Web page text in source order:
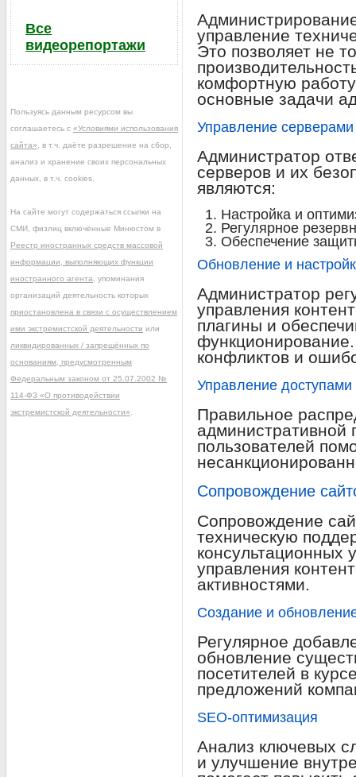
управление
Это позволяет не
комфортную
основные задачи
Управление серверами
Администратор
серверов и их
являются:
Настройка и
Регулярное
Обеспечение
Обновление и
Администратор
управления
плагины и
конфликтов и
Управление доступами
Правильное
административной
пользователей
Сопровождение
Сопровождение
техническую
консультационных
управления
активностями.
Создание и
Регулярное
обновление
посетителей в
предложений
SEO-оптимизация
Анализ ключевых
и улучшение
Все
видеорепортажи
Пользуясь данным ресурсом вы
соглашаетесь с «Условиями использования
сайта» , в т.ч. даёте разрешение на сбор,
анализ и хранение своих персональных
данных, в т.ч. cookies.
На сайте могут содержаться ссылки на
СМИ, физлиц включённые Минюстом в
Реестр иностранных средств массовой
информации, выполняющих функции
иностранного агента , упоминания
организаций деятельность которых
приостановлена в связи с осуществлением
ими экстремистской деятельности или
ликвидированных / запрещённых по
основаниям, предусмотренным
Федеральным законом от 25.07.2002 №
114-ФЗ «О противодействии
экстремистской деятельности»